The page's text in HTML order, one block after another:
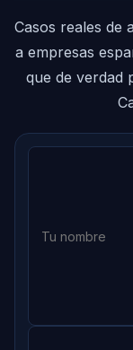
Casos reales de
a empresas
que de verdad